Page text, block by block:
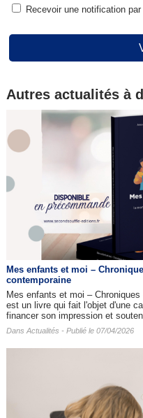
Recevoir une notification
Autres actualités à
Mes enfants et moi –
contemporaine
Mes enfants et moi –
est un livre qui fait l'objet d'une
financer son impression et
Dans Actualités - Publié le 07/04/2026